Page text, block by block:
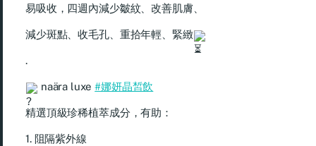
易吸收，四週內減少皺紋、改善肌膚、
減少斑點、收毛孔、重拾年輕、緊緻
.
naära luxe#娜妍晶皙飲
精選頂級珍稀植萃成分，有助：
1. 阻隔紫外線